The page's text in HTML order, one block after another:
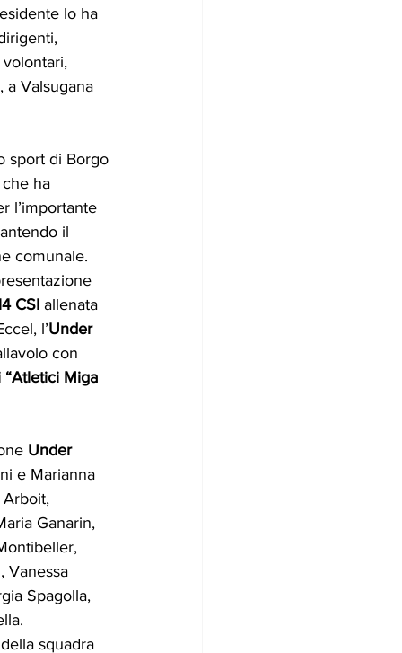
lo ha
a Valsugana
sport di Borgo
ha
l’importante
il
comunale.
CSI allenata
l’Under
con
“Atletici Miga
Under
e Marianna
Ganarin,
Vanessa
Spagolla,
squadra